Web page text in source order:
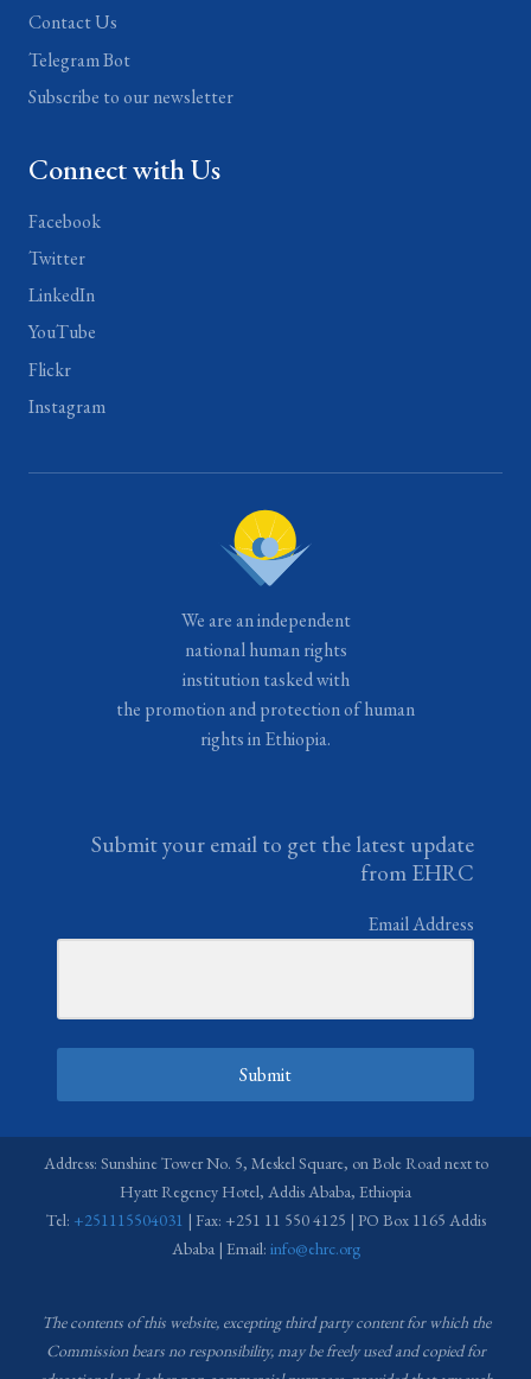
Contact Us
Telegram Bot
Subscribe to our newsletter
Connect with Us
Facebook
Twitter
LinkedIn
YouTube
Flickr
Instagram
We are an independent
national human rights
institution tasked with
the promotion and protection of human
rights in Ethiopia.
Submit your email to get the latest update
from EHRC
Email Address
Submit
Address: Sunshine Tower No. 5, Meskel Square, on Bole Road next to
Hyatt Regency Hotel, Addis Ababa, Ethiopia
Tel: +251115504031 | Fax: +251 11 550 4125 | PO Box 1165 Addis
Ababa | Email: info@ehrc.org
The contents of this website, excepting third party content for which the
Commission bears no responsibility,may be freely used and copied for